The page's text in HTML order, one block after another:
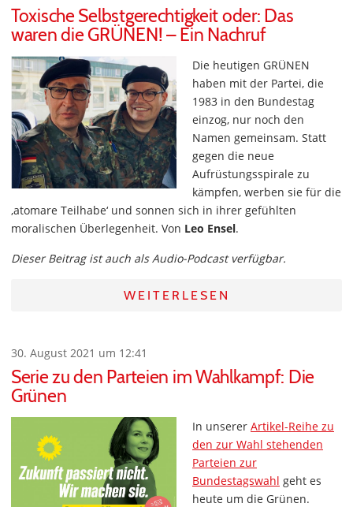
Toxische Selbstgerechtigkeit oder: Das
waren die GRÜNEN! – Ein Nachruf
Die heutigen GRÜNEN
haben mit der Partei, die
1983 in den Bundestag
einzog, nur noch den
Namen gemeinsam. Statt
gegen die neue
Aufrüstungsspirale zu
kämpfen, werben sie für die
‚atomare Teilhabe‘ und sonnen sich in ihrer gefühlten
moralischen Überlegenheit. Von Leo Ensel.
Dieser Beitrag ist auch als Audio-Podcast verfügbar.
WEITERLESEN
30. August 2021 um 12:41
Serie zu den Parteien im Wahlkampf: Die
Grünen
In unserer Artikel-Reihe zu
den zur Wahl stehenden
Parteien zur
Bundestagswahl geht es
heute um die Grünen.